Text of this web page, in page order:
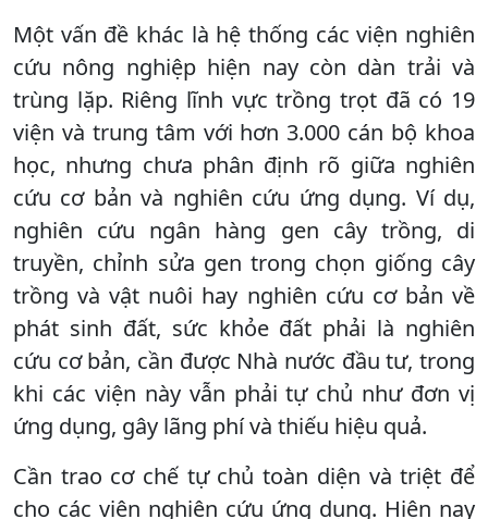
Một vấn đề khác là hệ thống các viện nghiên
cứu nông nghiệp hiện nay còn dàn trải và
trùng lặp. Riêng lĩnh vực trồng trọt đã có 19
viện và trung tâm với hơn 3.000 cán bộ khoa
học, nhưng chưa phân định rõ giữa nghiên
cứu cơ bản và nghiên cứu ứng dụng. Ví dụ,
nghiên cứu ngân hàng gen cây trồng, di
truyền, chỉnh sửa gen trong chọn giống cây
trồng và vật nuôi hay nghiên cứu cơ bản về
phát sinh đất, sức khỏe đất phải là nghiên
cứu cơ bản, cần được Nhà nước đầu tư, trong
khi các viện này vẫn phải tự chủ như đơn vị
ứng dụng, gây lãng phí và thiếu hiệu quả.
Cần trao cơ chế tự chủ toàn diện và triệt để
cho các viện nghiên cứu ứng dụng. Hiện nay